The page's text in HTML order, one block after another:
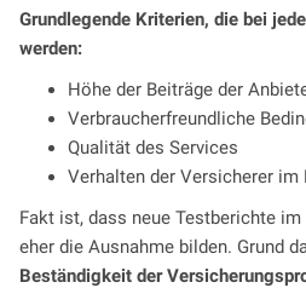
Grundlegende Kriterien, die bei
werden:
Höhe der Beiträge der
Verbraucherfreundliche
Qualität des Services
Verhalten der Versicherer im
Fakt ist, dass neue Testberichte
eher die Ausnahme bilden. Grund
Beständigkeit der